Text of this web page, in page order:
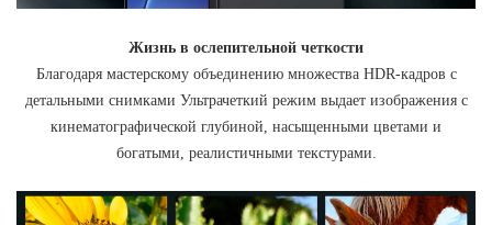
Жизнь в ослепительной четкости
Благодаря мастерскому объединению множества HDR-кадров с
детальными снимками Ультрачеткий режим выдает изображения с
кинематографической глубиной, насыщенными цветами и
богатыми, реалистичными текстурами.